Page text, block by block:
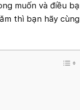
muốn và điều
thì bạn hãy cùng